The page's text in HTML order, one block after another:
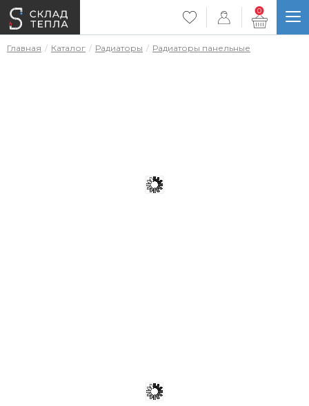
0
Главная Каталог Радиаторы Радиаторы панельные